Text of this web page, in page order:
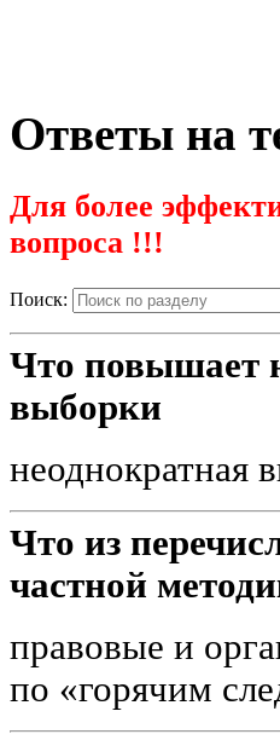
Ответы на
Для более
вопроса !!!
Поиск:
Что повышает
выборки
неоднократная
Что из
частной
правовые и
по «горячим